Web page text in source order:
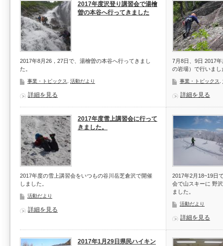
2017年度沢登り講習会で湯檜
曽の本谷へ行ってきました
2017年8月26，27日で、湯檜曽の本谷へ行ってきまし
た。
事業・トピックス 活動だより
詳細を見る
7月8日、9日 2017
の岩場）で行いま
事業・トピックス
詳細を見る
2017年度雪上講習会に行って
きました。
2017年度の雪上講習会をいつもの谷川岳芝倉沢で開催
しました。
活動だより
詳細を見る
2017年2月18~19日
会で山スキーに 野
ました。
活動だより
詳細を見る
2017年1月29日県民ハイキン